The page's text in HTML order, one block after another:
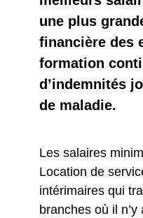
une plus
financière des
formation
d’indemnités
de maladie.
Les salaires
Location de
intérimaires qui
branches où il